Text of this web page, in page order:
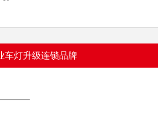
托架
17
车灯升级连锁品牌